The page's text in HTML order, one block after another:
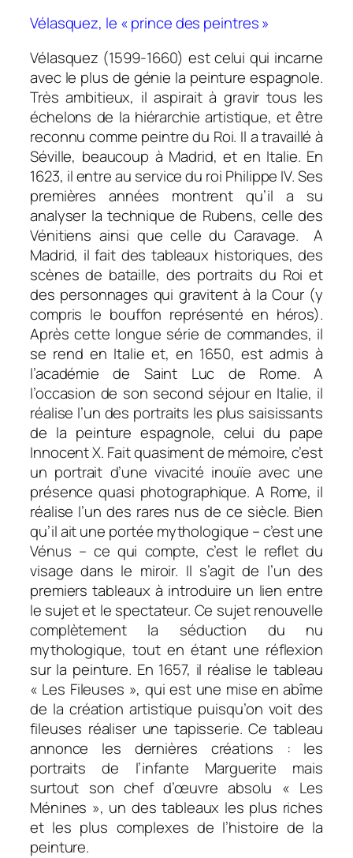
Vélasquez, le « prince des peintres »
Vélasquez (1599-1660) est celui qui incarne
avec le plus de génie la peinture espagnole.
Très ambitieux, il aspirait à gravir tous les
échelons de la hiérarchie artistique, et être
reconnu comme peintre du Roi. Il a travaillé à
Séville, beaucoup à Madrid, et en Italie. En
1623, il entre au service du roi Philippe IV. Ses
premières années montrent qu’il a su
analyser la technique de Rubens, celle des
Vénitiens ainsi que celle du Caravage. A
Madrid, il fait des tableaux historiques, des
scènes de bataille, des portraits du Roi et
des personnages qui gravitent à la Cour (y
compris le bouffon représenté en héros).
Après cette longue série de commandes, il
se rend en Italie et, en 1650, est admis à
l’académie de Saint Luc de Rome. A
l’occasion de son second séjour en Italie, il
réalise l’un des portraits les plus saisissants
de la peinture espagnole, celui du pape
Innocent X. Fait quasiment de mémoire, c’est
un portrait d’une vivacité inouïe avec une
présence quasi photographique. A Rome, il
réalise l’un des rares nus de ce siècle. Bien
qu’il ait une portée mythologique – c’est une
Vénus – ce qui compte, c’est le reflet du
visage dans le miroir. Il s’agit de l’un des
premiers tableaux à introduire un lien entre
le sujet et le spectateur. Ce sujet renouvelle
complètement la séduction du nu
mythologique, tout en étant une réflexion
sur la peinture. En 1657, il réalise le tableau
« Les Fileuses », qui est une mise en abîme
de la création artistique puisqu’on voit des
fileuses réaliser une tapisserie. Ce tableau
annonce les dernières créations : les
portraits de l’infante Marguerite mais
surtout son chef d’œuvre absolu « Les
Ménines », un des tableaux les plus riches
et les plus complexes de l’histoire de la
peinture.